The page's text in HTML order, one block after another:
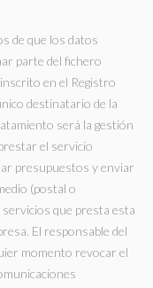
de que los datos
parte del fichero
en el Registro
destinatario de la
será la gestión
el servicio
presupuestos y enviar
(postal o
que presta esta
El responsable del
momento revocar el